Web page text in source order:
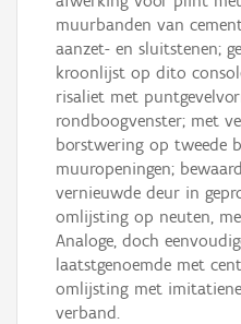
muurbanden van
aanzet- en sluitstenen;
kroonlijst op dito
risaliet met
rondboogvenster; met
borstwering op tweede
muuropeningen;
vernieuwde deur in
omlijsting op neuten,
Analoge, doch
laatstgenoemde met
omlijsting met
verband.